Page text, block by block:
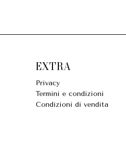
EXTRA
Privacy
Termini e condizioni
Condizioni di vendita